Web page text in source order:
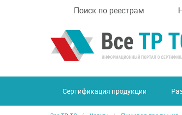
Поиск по реестрам
Сертификация продукции